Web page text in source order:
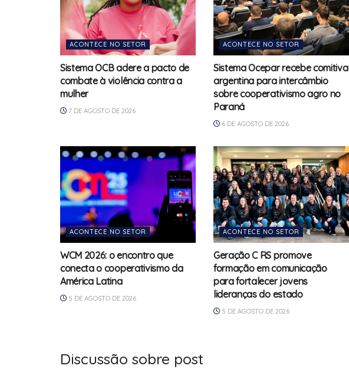
ACONTECE NO SETOR
Sistema OCB adere a pacto de
combate à violência contra a
mulher
7 DE AGOSTO DE 2026
ACONTECE NO SETOR
Sistema Ocepar recebe comitiva
argentina para intercâmbio
sobre cooperativismo agro no
Paraná
6 DE AGOSTO DE 2026
ACONTECE NO SETOR
WCM 2026: o encontro que
conecta o cooperativismo da
América Latina
5 DE AGOSTO DE 2026
ACONTECE NO SETOR
Geração C RS promove
formação em comunicação
para fortalecer jovens
lideranças do estado
5 DE AGOSTO DE 2026
Discussão sobre post